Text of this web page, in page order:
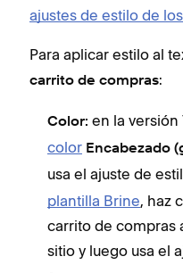
ajustes de estilo de
Para aplicar estilo al
carrito de compras:
Color: en la versión
color Encabezado
usa el ajuste de
plantilla Brine, haz
carrito de compras
sitio y luego usa el